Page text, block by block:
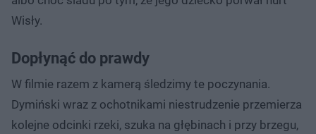
Wisły.
Dopłynąć do prawdy
W filmie razem z kamerą śledzimy te poczynania.
Dymiński wraz z ochotnikami niestrudzenie przemierza
kolejne odcinki rzeki, szuka na głębinach i przy brzegu,